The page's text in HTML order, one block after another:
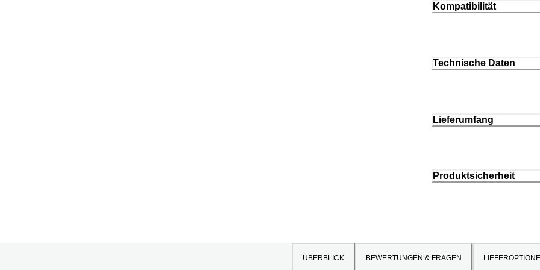
Kompatibilität
Technische Daten
Lieferumfang
Produktsicherheit
ÜBERBLICK BEWERTUNGEN & FRAGEN